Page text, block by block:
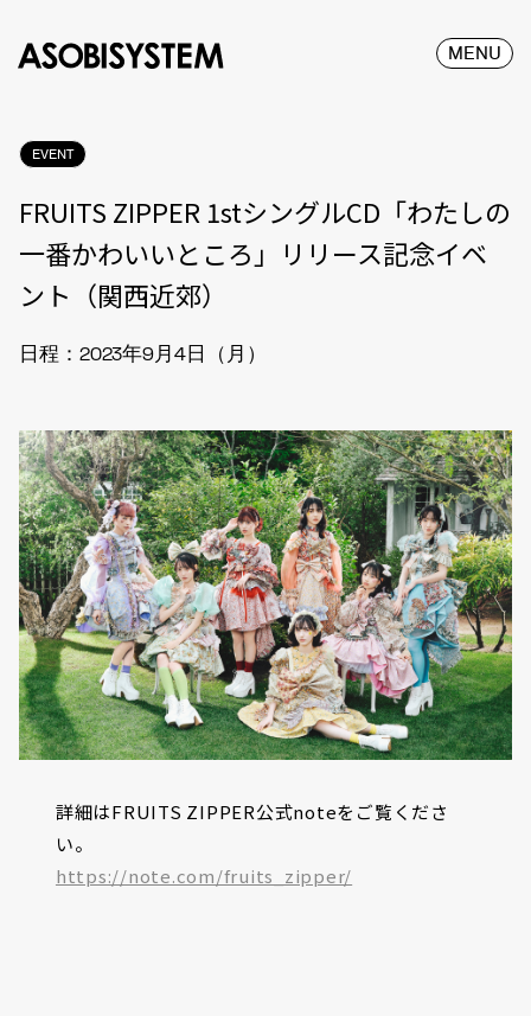
MENU
EVENT
FRUITS ZIPPER 1stシングルCD「わたしの
一番かわいいところ」リリース記念イベ
ント（関西近郊）
日程：2023年9月4日（月）
詳細はFRUITS ZIPPER公式noteをご覧くださ
い。
https://note.com/fruits_zipper/